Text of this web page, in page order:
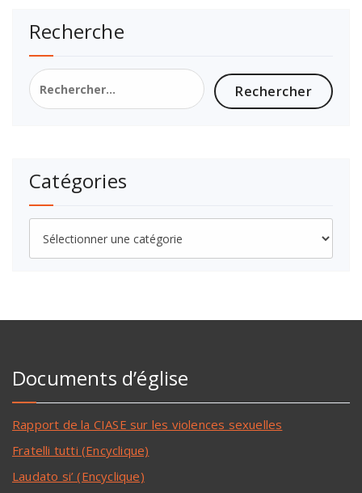
Recherche
Catégories
Documents d’église
Rapport de la CIASE sur les violences sexuelles
Fratelli tutti (Encyclique)
Laudato si’ (Encyclique)